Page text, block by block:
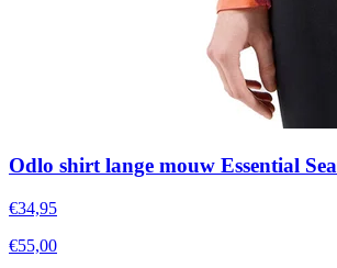
Odlo shirt lange mouw Essential
€34,95
€55,00